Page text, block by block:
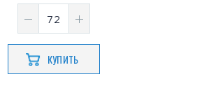
КУПИТЬ